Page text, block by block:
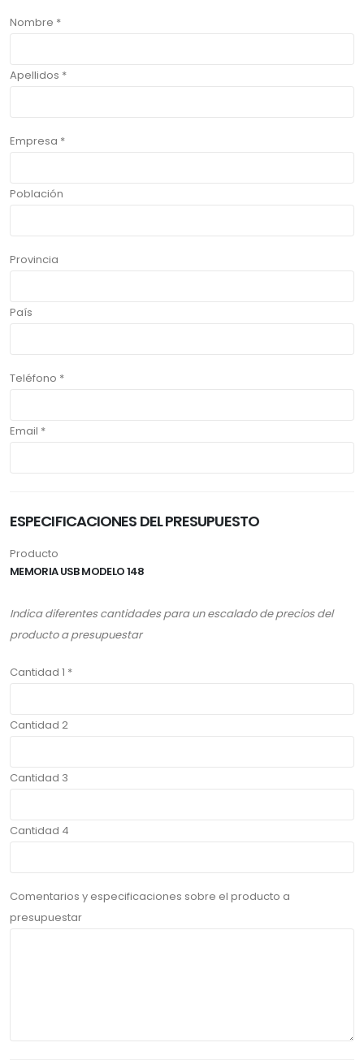
Nombre *
Apellidos *
Empresa *
Población
Provincia
País
Teléfono *
Email *
ESPECIFICACIONES DEL PRESUPUESTO
Producto
MEMORIA USB MODELO 148
Indica diferentes cantidades para un escalado de precios del
producto a presupuestar
Cantidad 1 *
Cantidad 2
Cantidad 3
Cantidad 4
Comentarios y especificaciones sobre el producto a
presupuestar